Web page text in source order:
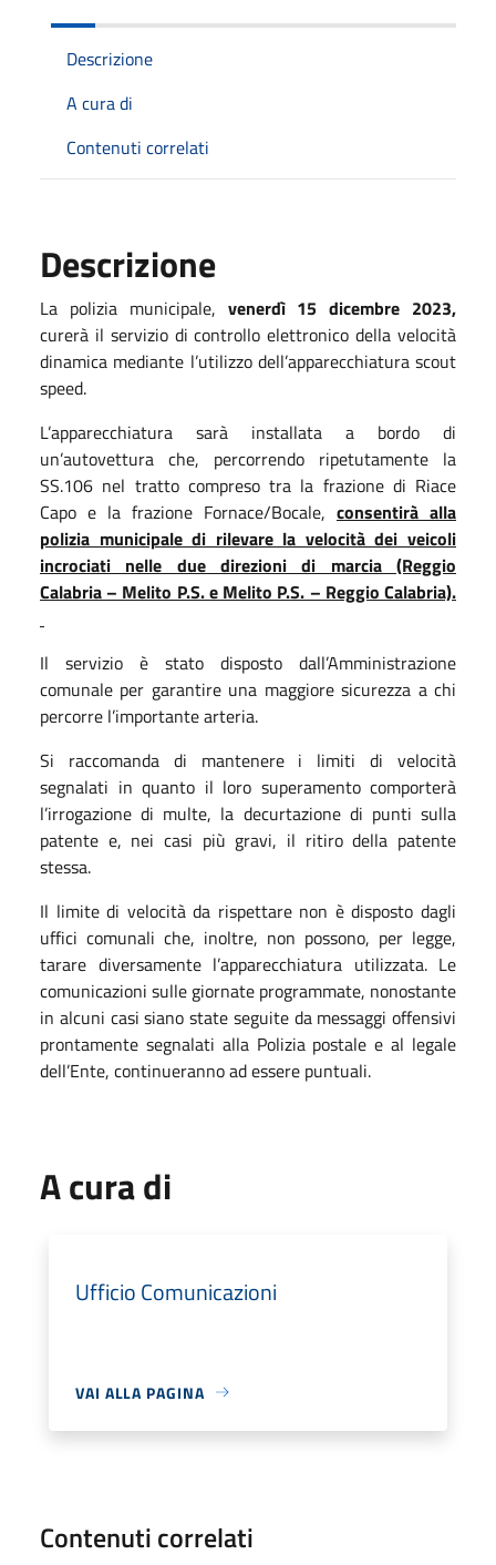
Descrizione
A cura di
Contenuti correlati
Descrizione
La polizia municipale, venerdì 15 dicembre 2023,
curerà il servizio di controllo elettronico della velocità
dinamica mediante l’utilizzo dell’apparecchiatura scout
speed.
L’apparecchiatura sarà installata a bordo di
un’autovettura che, percorrendo ripetutamente la
SS.106 nel tratto compreso tra la frazione di Riace
Capo e la frazione Fornace/Bocale, consentirà alla
polizia municipale di rilevare la velocità dei veicoli
incrociati nelle due direzioni di marcia (Reggio
Calabria – Melito P.S. e Melito P.S. – Reggio Calabria).
Il servizio è stato disposto dall’Amministrazione
comunale per garantire una maggiore sicurezza a chi
percorre l’importante arteria.
Si raccomanda di mantenere i limiti di velocità
segnalati in quanto il loro superamento comporterà
l’irrogazione di multe, la decurtazione di punti sulla
patente e, nei casi più gravi, il ritiro della patente
stessa.
Il limite di velocità da rispettare non è disposto dagli
uffici comunali che, inoltre, non possono, per legge,
tarare diversamente l’apparecchiatura utilizzata. Le
comunicazioni sulle giornate programmate, nonostante
in alcuni casi siano state seguite da messaggi offensivi
prontamente segnalati alla Polizia postale e al legale
dell’Ente, continueranno ad essere puntuali.
A cura di
Ufficio Comunicazioni
VAI ALLA PAGINA
Contenuti correlati